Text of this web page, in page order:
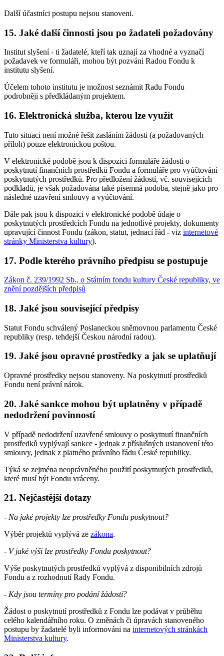
Další účastníci postupu nejsou stanoveni.
15. Jaké další činnosti jsou po žadateli požadovány
Institut slyšení - ti žadatelé, kteří tak uznají za vhodné a vyznačí
požadavek ve formuláři, mohou být pozváni Radou Fondu k
institutu slyšení.
Účelem tohoto institutu je možnost seznámit Radu Fondu
podrobněji s předkládaným projektem.
16. Elektronická služba, kterou lze využít
Tuto situaci není možné řešit zasláním žádosti (a požadovaných
příloh) pouze elektronickou poštou.
V elektronické podobě jsou k dispozici formuláře žádosti o
poskytnutí finančních prostředků Fondu a formuláře pro vyúčtování
poskytnutých prostředků. Pro předložení žádostí, vč. souvisejících
podkladů, je však požadována také písemná podoba, stejně jako pro
následné uzavření smlouvy a vyúčtování.
Dále pak jsou k dispozici v elektronické podobě údaje o
poskytnutých prostředcích Fondu na jednotlivé projekty, dokumenty
upravující činnost Fondu (zákon, statut, jednací řád - viz internetové
stránky Ministerstva kultury).
17. Podle kterého právního předpisu se postupuje
Zákon č. 239/1992 Sb., o Státním fondu kultury České republiky, ve
znění pozdějších předpisů
18. Jaké jsou související předpisy
Statut Fondu schválený Poslaneckou sněmovnou parlamentu České
republiky (resp. tehdejší Českou národní radou).
19. Jaké jsou opravné prostředky a jak se uplatňují
Opravné prostředky nejsou stanoveny. Na poskytnutí prostředků
Fondu není právní nárok.
20. Jaké sankce mohou být uplatněny v případě
nedodržení povinností
V případě nedodržení uzavřené smlouvy o poskytnutí finančních
prostředků vyplývají sankce - jednak z příslušných ustanovení této
smlouvy, jednak z platného právního řádu České republiky.
Týká se zejména neoprávněného použití poskytnutých prostředků,
které musí být Fondu vráceny.
21. Nejčastější dotazy
- Na jaké projekty lze prostředky Fondu poskytnout?
Výběr projektů vyplývá ze zákona.
- V jaké výši lze prostředky Fondu poskytnout?
Výše poskytnutých prostředků vyplývá z disponibilních zdrojů
Fondu a z rozhodnutí Rady Fondu.
- Kdy jsou termíny pro podání žádostí?
Žádost o poskytnutí prostředků z Fondu lze podávat v průběhu
celého kalendářního roku. O změnách či úpravách stanoveného
postupu by žadatelé byli informováni na internetových stránkách
Ministerstva kultury.